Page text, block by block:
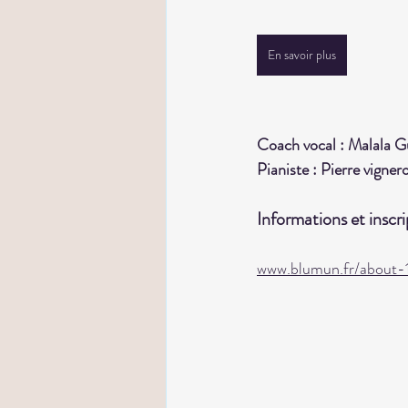
En savoir plus
Coach vocal : Malala
Pianiste : Pierre
Informations et
www.blumun.fr/